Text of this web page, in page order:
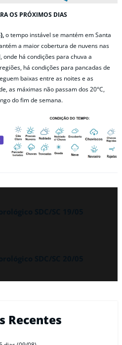
OS PRÓXIMOS DIAS
o tempo instável se mantém em Santa
a maior cobertura de nuvens nas
há condições para chuva a
há condições para pancadas de
baixas entre as noites e as
as máximas não passam dos 20°C,
do fim de semana.
Recentes